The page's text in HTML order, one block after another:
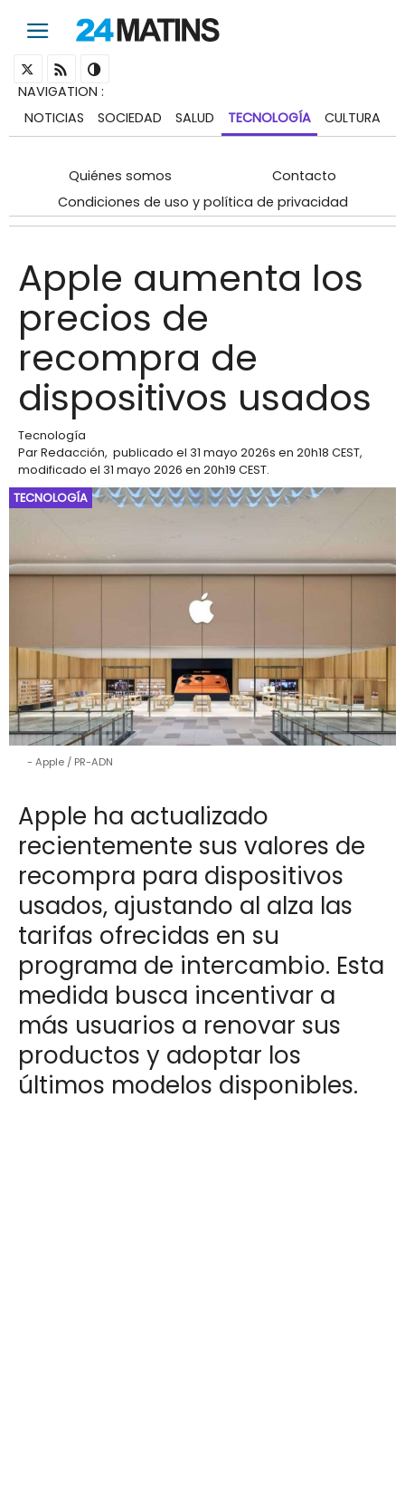
NAVIGATION :
NOTICIAS
SOCIEDAD SALUD TECNOLOGÍA CULTURA
Quiénes somos
Contacto
Condiciones de uso y política de privacidad
Apple aumenta los
precios de
recompra de
dispositivos usados
Tecnología
ParRedacción, publicado el 31 mayo 2026s en 20h18 CEST,
modificado el 31 mayo 2026 en 20h19 CEST.
TECNOLOGÍA
Apple / PR-ADN
Apple ha actualizado
recientemente sus valores de
recompra para dispositivos
usados, ajustando al alza las
tarifas ofrecidas en su
programa de intercambio. Esta
medida busca incentivar a
más usuarios a renovar sus
productos y adoptar los
últimos modelos disponibles.